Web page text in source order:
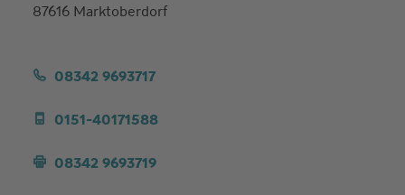
87616 Marktoberdorf
08342 9693717
0151-40171588
08342 9693719